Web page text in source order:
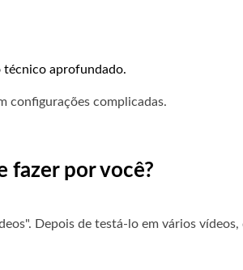
técnico aprofundado.
configurações complicadas.
fazer por você?
Depois de testá-lo em vários